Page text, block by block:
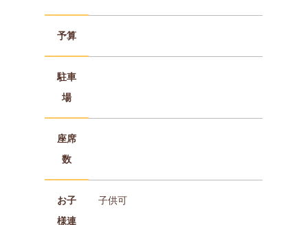
予算
駐車
場
座席
数
お子
様連
子供可